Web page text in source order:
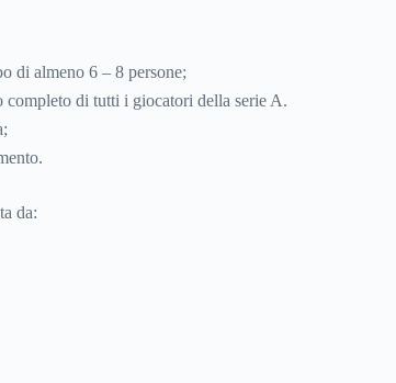
di almeno 6 – 8 persone;
completo di tutti i giocatori della serie A.
da: